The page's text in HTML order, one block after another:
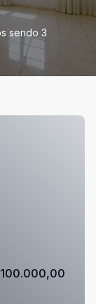
sendo 3